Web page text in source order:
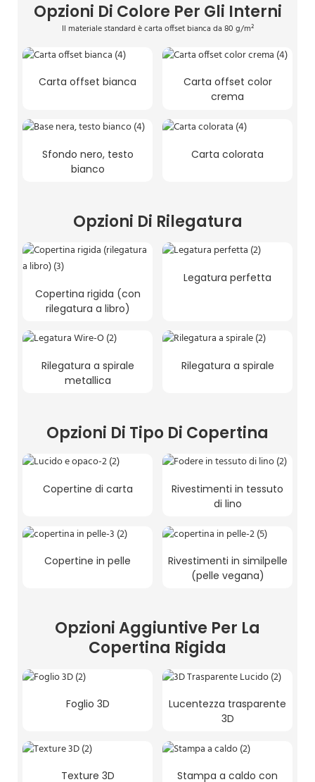
Opzioni Di Colore Per Gli Interni
Il materiale standard è carta offset bianca da 80 g/m²
Carta offset bianca
Carta offset color
crema
Sfondo nero, testo
bianco
Carta colorata
Opzioni Di Rilegatura
Copertina rigida (con
rilegatura a libro)
Legatura perfetta
Rilegatura a spirale
metallica
Rilegatura a spirale
Opzioni Di Tipo Di Copertina
Copertine di carta
Rivestimenti in tessuto
di lino
Copertine in pelle
Rivestimenti in similpelle
(pelle vegana)
Opzioni Aggiuntive Per La
Copertina Rigida
Foglio 3D
Lucentezza trasparente
3D
Texture 3D Stampa a caldo con